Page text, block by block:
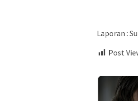
Laporan :
Post